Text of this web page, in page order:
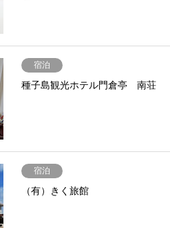
宿泊
種子島観光ホテル門倉亭 南荘
宿泊
（有）きく旅館